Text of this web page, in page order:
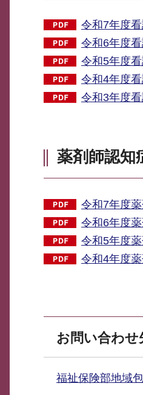
令和7年度
令和6年度
令和5年度
令和4年度
令和3年度
薬剤師認知
令和7年度
令和6年度
令和5年度
令和4年度
お問い合わせ
福祉保険部地域